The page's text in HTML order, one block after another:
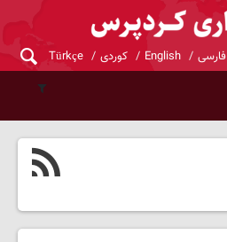
فارسی English کوردی Türkçe